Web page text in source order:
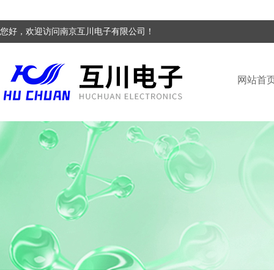
您好，欢迎访问南京互川电子有限公司！
网站首